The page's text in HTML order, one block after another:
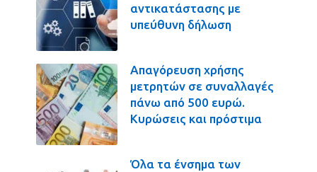
αντικατάστασης με
υπεύθυνη δήλωση
Απαγόρευση χρήσης
μετρητών σε συναλλαγές
πάνω από 500 ευρώ.
Κυρώσεις και πρόστιμα
Όλα τα ένσημα των